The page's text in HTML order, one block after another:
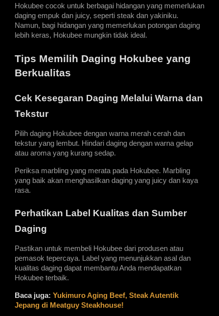
Hokubee cocok untuk berbagai hidangan yang memerlukan
daging empuk dan juicy, seperti steak dan yakiniku.
Namun, bagi hidangan yang memerlukan potongan daging
lebih keras, Hokubee mungkin tidak ideal.
Tips Memilih Daging Hokubee yang
Berkualitas
Cek Kesegaran Daging Melalui Warna dan
Tekstur
Pilih daging Hokubee dengan warna merah cerah dan
tekstur yang lembut. Hindari daging dengan warna gelap
atau aroma yang kurang sedap.
Periksa marbling yang merata pada Hokubee. Marbling
yang baik akan menghasilkan daging yang juicy dan kaya
rasa.
Perhatikan Label Kualitas dan Sumber
Daging
Pastikan untuk membeli Hokubee dari produsen atau
pemasok tepercaya. Label yang menunjukkan asal dan
kualitas daging dapat membantu Anda mendapatkan
Hokubee terbaik.
Baca juga: Yukimuro Aging Beef, Steak Autentik
Jepang di Meatguy Steakhouse!